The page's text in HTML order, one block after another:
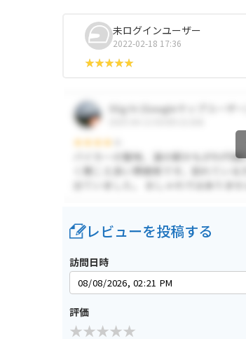
未ログインユーザー
2022-02-18 17:36
レビューを投稿する
訪問日時
評価